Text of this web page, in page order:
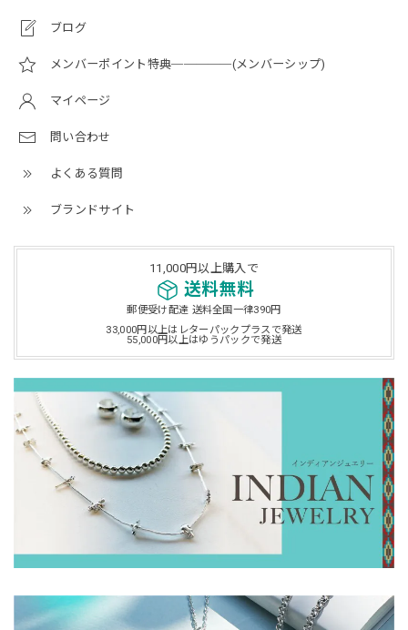
ブログ
メンバーポイント特典─────(メンバーシップ)
マイページ
問い合わせ
よくある質問
ブランドサイト
11,000円以上購入で
送料無料
郵便受け配達 送料全国一律390円
33,000円以上はレターパックプラスで発送
55,000円以上はゆうパックで発送